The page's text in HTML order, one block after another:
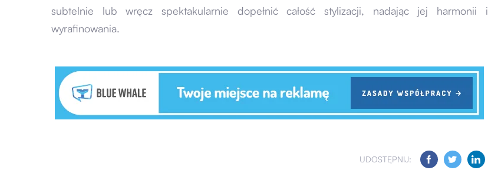
subtelnie lub wręcz spektakularnie dopełnić całość stylizacji, nadając jej harmonii i
wyrafinowania.
UDOSTĘPNIJ: